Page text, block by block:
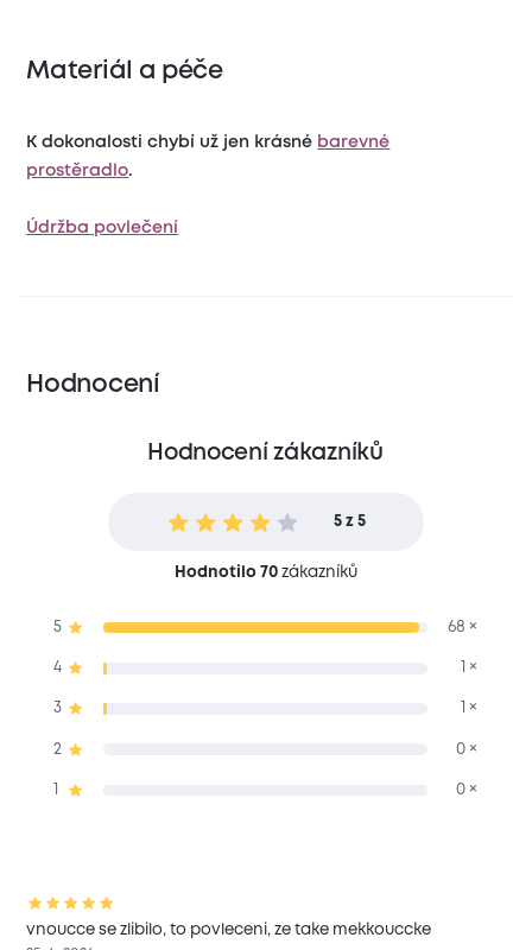
Materiál a péče
K dokonalosti chybí už jen krásné barevné
prostěradlo.
Údržba povlečení
Hodnocení
Hodnocení zákazníků
5 z 5
Hodnotilo 70zákazníků
5 68 ×
4 1 ×
3 1 ×
2 0 ×
0 ×
vnoucce se zlibilo, to povleceni, ze take mekkouccke